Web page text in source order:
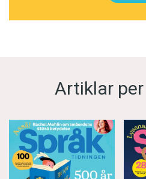
Artiklar